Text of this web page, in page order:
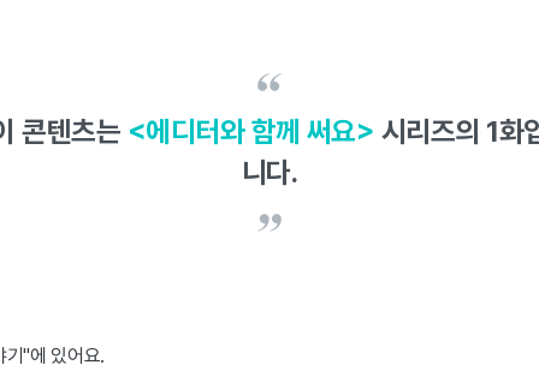
콘텐츠는 <에디터와 함께 써요> 시리즈의 1화
니다.
기"에 있어요.